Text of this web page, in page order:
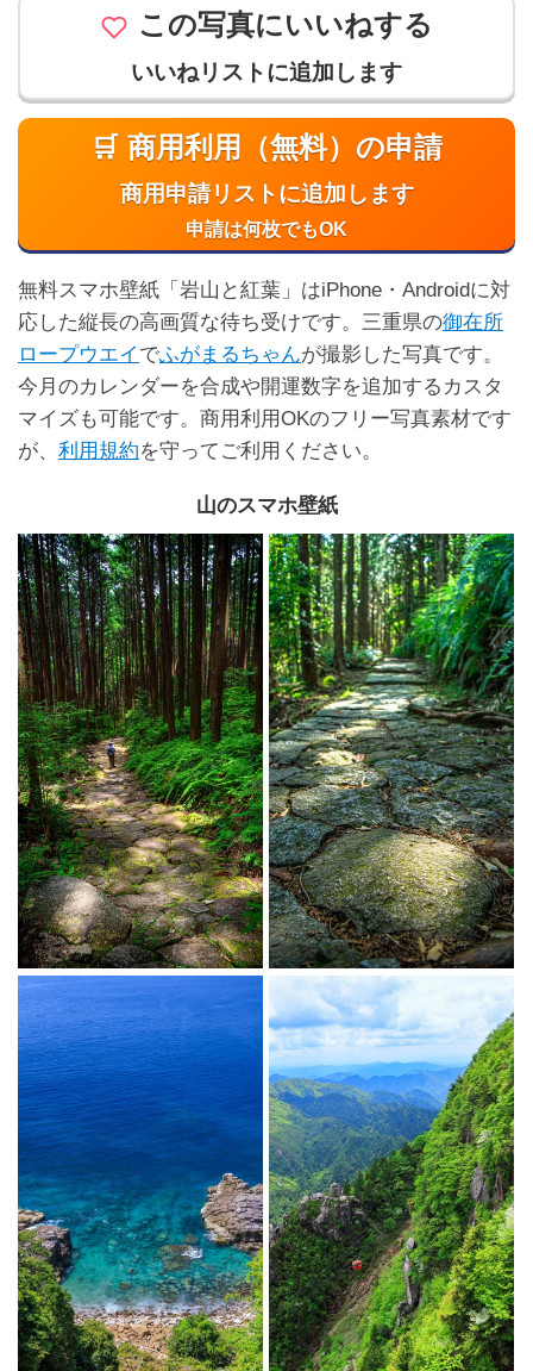
この写真にいいねする
いいねリストに追加します
🛒 商用利用（無料）の申請
商用申請リストに追加します
申請は何枚でもOK
無料スマホ壁紙「岩山と紅葉」はiPhone・Androidに対
応した縦長の高画質な待ち受けです。三重県の御在所
ロープウエイ でふがまるちゃんが撮影した写真です。
今月のカレンダーを合成や開運数字を追加するカスタ
マイズも可能です。商用利用OKのフリー写真素材です
が、 利用規約を守ってご利用ください。
山のスマホ壁紙